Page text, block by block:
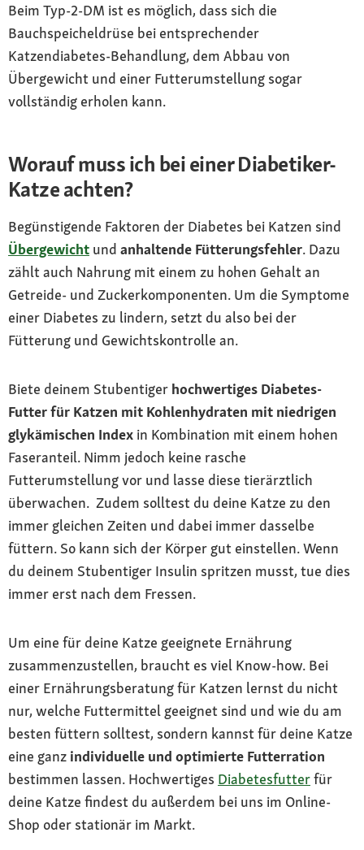
Beim Typ-2-DM ist es möglich, dass sich die
Bauchspeicheldrüse bei entsprechender
Katzendiabetes-Behandlung, dem Abbau von
Übergewicht und einer Futterumstellung sogar
vollständig erholen kann.
Worauf muss ich bei einer Diabetiker-
Katze achten?
Begünstigende Faktoren der Diabetes bei Katzen sind
Übergewicht und anhaltende Fütterungsfehler. Dazu
zählt auch Nahrung mit einem zu hohen Gehalt an
Getreide- und Zuckerkomponenten. Um die Symptome
einer Diabetes zu lindern, setzt du also bei der
Fütterung und Gewichtskontrolle an.
Biete deinem Stubentiger hochwertiges Diabetes-
Futter für Katzen mit Kohlenhydraten mit niedrigen
glykämischen Index in Kombination mit einem hohen
Faseranteil. Nimm jedoch keine rasche
Futterumstellung vor und lasse diese tierärztlich
überwachen. Zudem solltest du deine Katze zu den
immer gleichen Zeiten und dabei immer dasselbe
füttern. So kann sich der Körper gut einstellen. Wenn
du deinem Stubentiger Insulin spritzen musst, tue dies
immer erst nach dem Fressen.
Um eine für deine Katze geeignete Ernährung
zusammenzustellen, braucht es viel Know-how. Bei
einer Ernährungsberatung für Katzen lernst du nicht
nur, welche Futtermittel geeignet sind und wie du am
besten füttern solltest, sondern kannst für deine Katze
eine ganz individuelle und optimierte Futterration
bestimmen lassen. Hochwertiges Diabetesfutterfür
deine Katze findest du außerdem bei uns im Online-
Shop oder stationär im Markt.